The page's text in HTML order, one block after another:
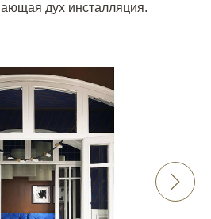
дух инсталляция.